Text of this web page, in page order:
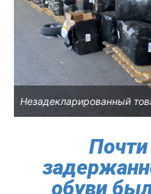
Незадекларированный
Почти
обуви